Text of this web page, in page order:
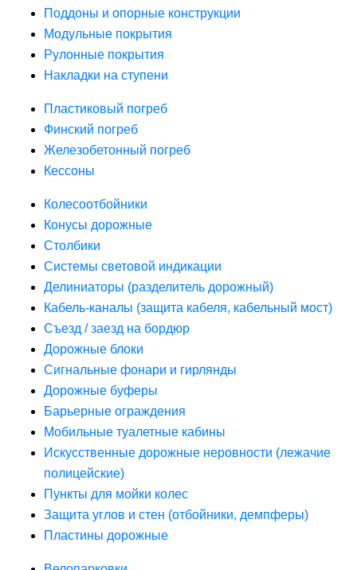
Поддоны и опорные конструкции
Модульные покрытия
Рулонные покрытия
Накладки на ступени
Пластиковый погреб
Финский погреб
Железобетонный погреб
Кессоны
Колесоотбойники
Конусы дорожные
Столбики
Системы световой индикации
Делиниаторы (разделитель дорожный)
Кабель-каналы (защита кабеля, кабельный мост)
Съезд / заезд на бордюр
Дорожные блоки
Сигнальные фонари и гирлянды
Дорожные буферы
Барьерные ограждения
Мобильные туалетные кабины
Искусственные дорожные неровности (лежачие
полицейские)
Пункты для мойки колес
Защита углов и стен (отбойники, демпферы)
Пластины дорожные